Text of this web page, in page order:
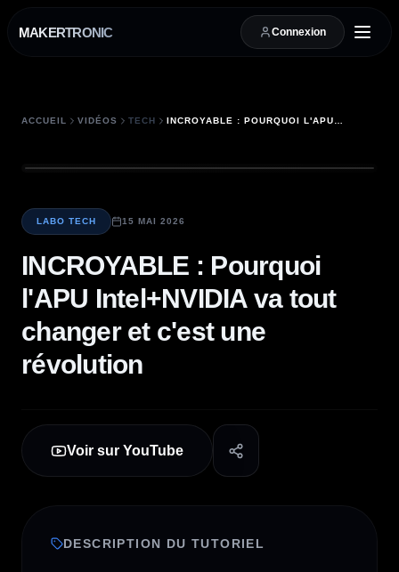
MAKERTRONIC Connexion
ACCUEIL VIDÉOS TECH
LABO TECH 15 MAI 2026
INCROYABLE : Pourquoi
l'APU Intel+NVIDIA va tout
changer et c'est une
révolution
Voir sur YouTube
DESCRIPTION DU TUTORIEL